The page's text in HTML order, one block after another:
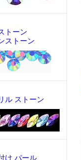
トーン
ストーン
ル ストーン
け パール